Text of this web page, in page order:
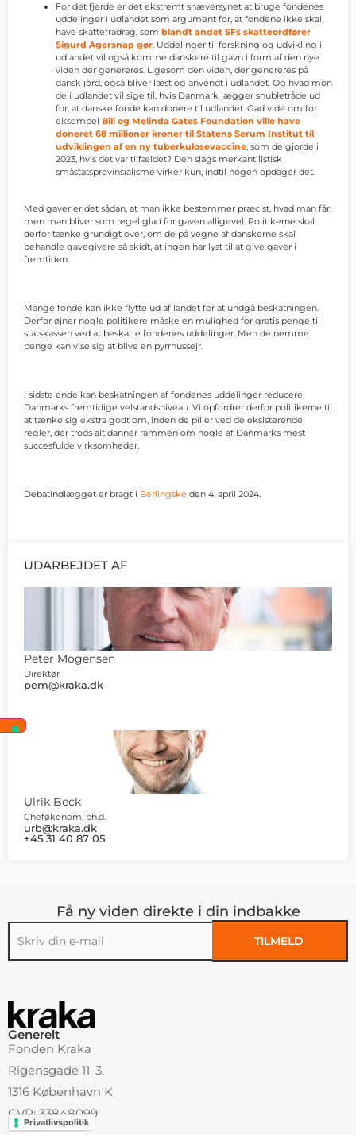
For det fjerde er det ekstremt snæversynet at bruge fondenes
uddelinger i udlandet som argument for, at fondene ikke skal
have skattefradrag, som blandt andet SFs skatteordfører
Sigurd Agersnap gør. Uddelinger til forskning og udvikling i
udlandet vil også komme danskere til gavn i form af den nye
viden der genereres. Ligesom den viden, der genereres på
dansk jord, også bliver læst og anvendt i udlandet. Og hvad mon
de i udlandet vil sige til, hvis Danmark lægger snubletråde ud
for, at danske fonde kan donere til udlandet. Gad vide om for
eksempel Bill og Melinda Gates Foundation ville have
doneret 68 millioner kroner til Statens Serum Institut til
udviklingen af en ny tuberkulosevaccine, som de gjorde i
2023, hvis det var tilfældet? Den slags merkantilistisk
småstatsprovinsialisme virker kun, indtil nogen opdager det.
Med gaver er det sådan, at man ikke bestemmer præcist, hvad man får,
men man bliver som regel glad for gaven alligevel. Politikerne skal
derfor tænke grundigt over, om de på vegne af danskerne skal
behandle gavegivere så skidt, at ingen har lyst til at give gaver i
fremtiden.
Mange fonde kan ikke flytte ud af landet for at undgå beskatningen.
Derfor øjner nogle politikere måske en mulighed for gratis penge til
statskassen ved at beskatte fondenes uddelinger. Men de nemme
penge kan vise sig at blive en pyrrhussejr.
I sidste ende kan beskatningen af fondenes uddelinger reducere
Danmarks fremtidige velstandsniveau. Vi opfordrer derfor politikerne til
at tænke sig ekstra godt om, inden de piller ved de eksisterende
regler, der trods alt danner rammen om nogle af Danmarks mest
succesfulde virksomheder.
Debatindlægget er bragt i Berlingske den 4. april 2024.
UDARBEJDET AF
Peter Mogensen
Direktør
pem@kraka.dk
Ulrik Beck
Cheføkonom, ph.d.
urb@kraka.dk
+45 31 40 87 05
Få ny viden direkte i din indbakke
TILMELD
Generelt
Fonden Kraka
Rigensgade 11, 3.
1316 København K
CVR: 33848099
Privatlivspolitik